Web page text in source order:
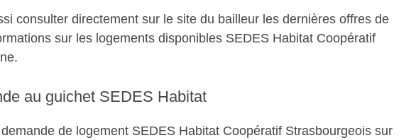
consulter directement sur le site du bailleur les dernières offres de
sur les logements disponibles SEDES Habitat Coopératif
au guichet SEDES Habitat
de logement SEDES Habitat Coopératif Strasbourgeois sur